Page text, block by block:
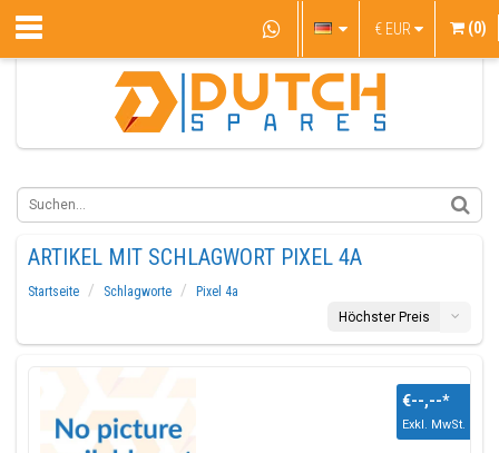
€ EUR (0)
ARTIKEL MIT SCHLAGWORT PIXEL 4A
Startseite Schlagworte
Pixel 4a
Höchster Preis
€--,--*
Exkl. MwSt.